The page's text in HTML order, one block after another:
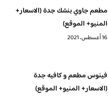
مطعم جاوي بنشك جدة (الاسعار+
المنيو+ الموقع)
16 أغسطس، 2021
فينوس مطعم و كافيه جدة
(الاسعار+ المنيو+ الموقع)